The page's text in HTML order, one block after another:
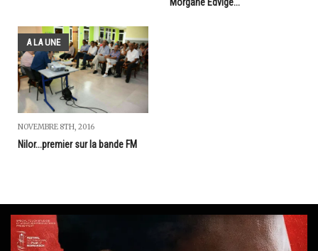
A LA UNE
NOVEMBRE 8TH, 2016
Nilor...premier sur la bande FM